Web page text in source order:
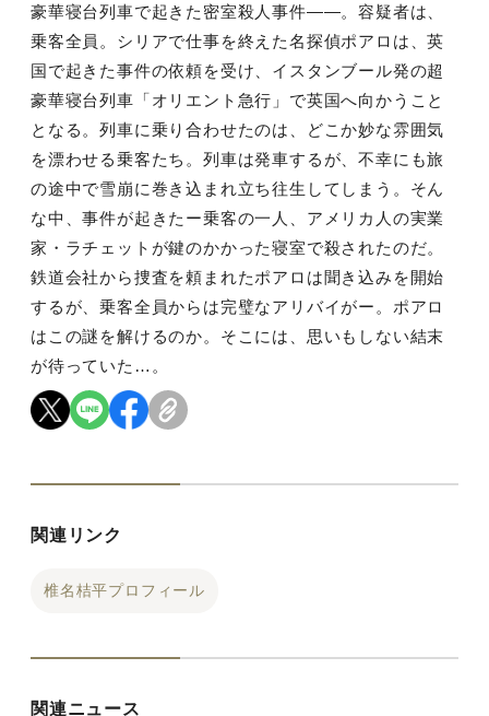
豪華寝台列車で起きた密室殺人事件――。容疑者は、
乗客全員。シリアで仕事を終えた名探偵ポアロは、英
国で起きた事件の依頼を受け、イスタンブール発の超
豪華寝台列車「オリエント急行」で英国へ向かうこと
となる。列車に乗り合わせたのは、どこか妙な雰囲気
を漂わせる乗客たち。列車は発車するが、不幸にも旅
の途中で雪崩に巻き込まれ立ち往生してしまう。そん
な中、事件が起きたー乗客の一人、アメリカ人の実業
家・ラチェットが鍵のかかった寝室で殺されたのだ。
鉄道会社から捜査を頼まれたポアロは聞き込みを開始
するが、乗客全員からは完璧なアリバイがー。ポアロ
はこの謎を解けるのか。そこには、思いもしない結末
が待っていた…。
関連リンク
椎名桔平プロフィール
関連ニュース